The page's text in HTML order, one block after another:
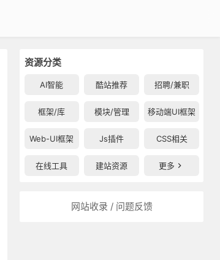
资源分类
AI智能 酷站推荐 招聘/兼职
框架/库 模块/管理 移动端UI框架
Web-UI框架 Js插件 CSS相关
在线工具 建站资源 更多
网站收录 / 问题反馈